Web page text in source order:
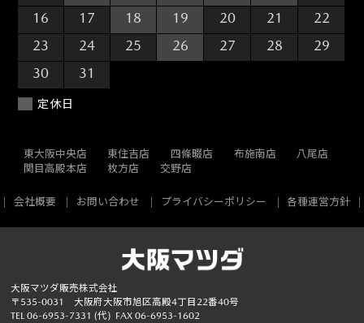
16
17 18 19 20 21
22
23
24 25 26 27 28
29
30
31
定休日
東大阪中央店 東住吉店 四條畷店 布施南店
八尾店
関目高殿本店
枚方店 交野店
会社概要 お問い合わせ プライバシーポリシー 各種運営方針
大阪マツダ販売株式会社
〒535-0031 大阪府大阪市旭区高殿4丁目22番40号
TEL 06-6953-7331 (代) FAX 06-6953-1602